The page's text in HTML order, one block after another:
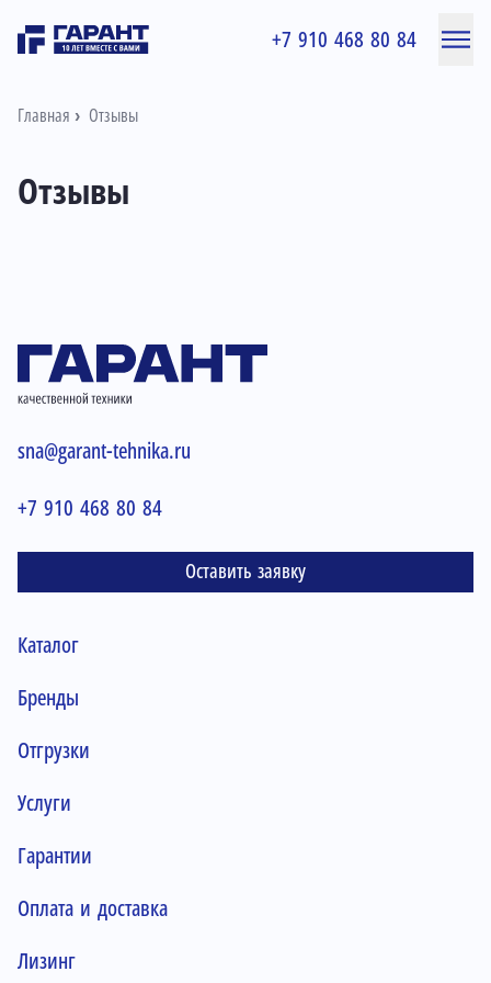
+7 910 468 80 84
Главная Отзывы
Отзывы
sna@garant-tehnika.ru
+7 910 468 80 84
Оставить заявку
Каталог
Бренды
Отгрузки
Услуги
Гарантии
Оплата и доставка
Лизинг